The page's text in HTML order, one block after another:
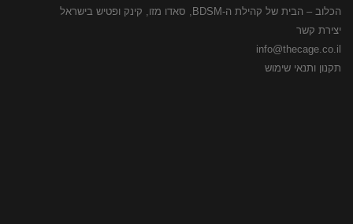
הכלוב – הבית של קהילת ה-BDSM, סאדו מזו, קינק ופטיש בישראל
יצירת קשר
info@thecage.co.il
תקנון ותנאי שימוש